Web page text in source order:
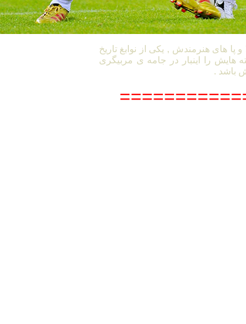
های هنرمندش , یکی از نوابغ تاریخ
هایش را اینبار در جامه ی مربیگری
باشد .